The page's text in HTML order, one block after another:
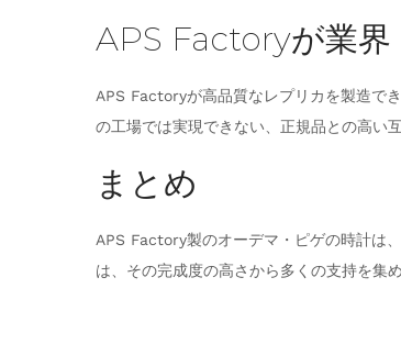
APS Factoryが業
APS Factoryが高品質なレプリカを製造で
の工場では実現できない、正規品との高い
まとめ
APS Factory製のオーデマ・ピゲの時計は
は、その完成度の高さから多くの支持を集